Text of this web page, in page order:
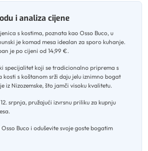
i analiza cijene
s kostima, poznata kao Osso Buco, u
je komad mesa idealan za sporo kuhanje.
je po cijeni od 14,99 €.
specijalitet koji se tradicionalno priprema s
kosti s koštanom srži daju jelu iznimno bogat
iz Nizozemske, što jamči visoku kvalitetu.
srpnja, pružajući izvrsnu priliku za kupnju
.
Buco i oduševite svoje goste bogatim